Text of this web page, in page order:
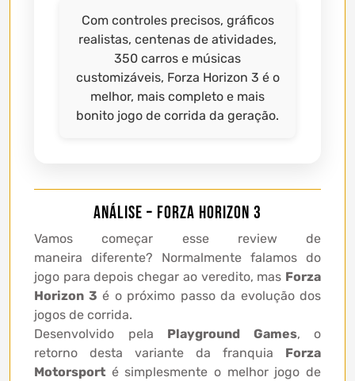
Com controles precisos, gráficos
realistas, centenas de atividades,
350 carros e músicas
customizáveis, Forza Horizon 3 é o
melhor, mais completo e mais
bonito jogo de corrida da geração.
Análise – Forza Horizon 3
Vamos começar esse review de
maneira diferente? Normalmente falamos do
jogo para depois chegar ao veredito, mas Forza
Horizon 3 é o próximo passo da evolução dos
jogos de corrida.
Desenvolvido pela Playground Games, o
retorno desta variante da franquia Forza
Motorsport é simplesmente o melhor jogo de